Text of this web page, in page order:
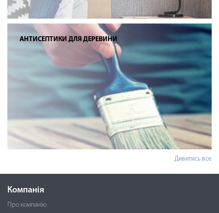
АНТИСЕПТИКИ ДЛЯ ДЕРЕВИНИ
Дивитись все
Компанія
Про компанію